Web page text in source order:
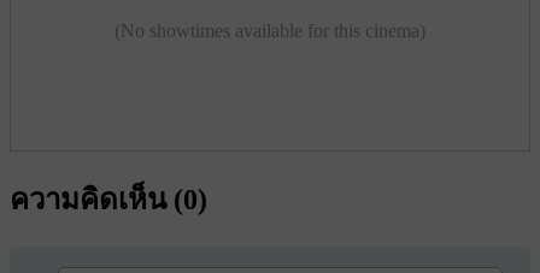
(No showtimes available for this cinema)
ความคิดเห็น (0)